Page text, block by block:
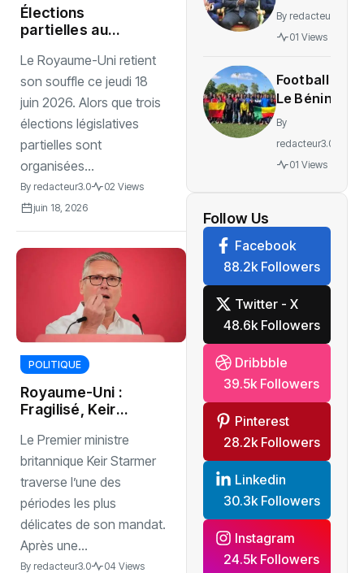
Élections
partielles au
crucial pour Keir
Starmer
Le Royaume-Uni retient
son souffle ce jeudi 18
juin 2026. Alors que trois
élections législatives
partielles sont
organisées...
By redacteur3.0
02 Views
juin 18, 2026
POLITIQUE
‎Royaume-Uni :
Fragilisé, Keir
quitter le pouvoir
Le Premier ministre
britannique Keir Starmer
traverse l’une des
périodes les plus
délicates de son mandat.
Après une...
By redacteur3.0
04 Views
recevoir
des soins
revendique
un bilan
By redacteur3.0
01 Views
Football :
Le Bénin
mise sur
pour bâtir
et
Amazones
By
redacteur3.0
01 Views
Follow Us
Facebook
88.2k Followers
Twitter - X
48.6k Followers
Dribbble
39.5k Followers
Pinterest
28.2k Followers
Linkedin
30.3k Followers
Instagram
24.5k Followers